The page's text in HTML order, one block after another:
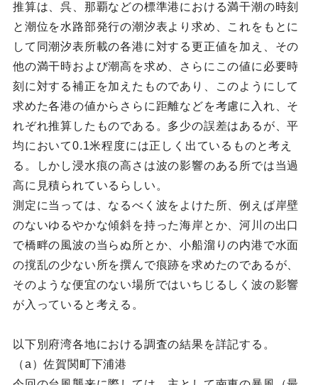
推算は、呉、那覇などの標準港における満干潮の時刻
と潮位を水路部発行の潮汐表より求め、これをもとに
して同潮汐表所載の各港に対する更正値を加え、その
他の満干時および潮高を求め、さらにこの値に必要時
刻に対する補正を加えたものであり、このようにして
求めた各港の値からさらに距離などを考慮に入れ、そ
れぞれ推算したものである。多少の誤差はあるが、平
均において0.1米程度には正しく出ているものと考え
る。しかし浸水痕の高さは波の影響のある所では当過
高に見積られているらしい。
測定に当っては、なるべく波をよけた所、例えば岸壁
のないゆるやかな傾斜を持った海岸とか、河川の出口
で橋畔の風波の当らぬ所とか、小船溜りの内港で水面
の撹乱の少ない所を撰んで痕跡を求めたのであるが、
そのような便宜のない場所ではいちじるしく波の影響
が入っていると考える。
以下別府湾各地における調査の結果を詳記する。
（a）佐賀関町下浦港